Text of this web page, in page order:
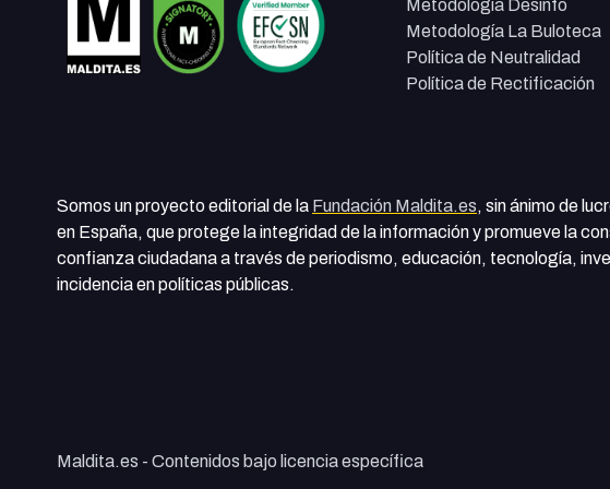
Metodología Desinfo
Metodología La Buloteca
Política de Neutralidad
Política de Rectificación
Somos un proyecto editorial de la Fundación Maldita.es, sin ánimo de
en España, que protege la integridad de la información y promueve la
confianza ciudadana a través de periodismo, educación, tecnología,
incidencia en políticas públicas.
Maldita.es - Contenidos bajo licencia específica